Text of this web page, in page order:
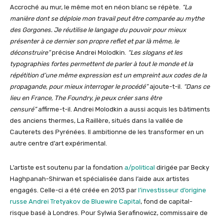
Accroché au mur, le même mot en néon blanc se répète. “La
manière dont se déploie mon travail peut être comparée au mythe
des Gorgones. Je réutilise le langage du pouvoir pour mieux
présenter à ce dernier son propre reflet et par là même, le
déconstruire”précise Andrei Molodkin. “Les slogans et les
typographies fortes permettent de parler à tout le monde et la
répétition d’une même expression est un empreint aux codes de la
propagande, pour mieux interroger le procédé”ajoute-t-il. “Dans ce
lieu en France, The Foundry, je peux créer sans être
censuré”affirme-t-il. Andrei Molodkin a aussi acquis les bâtiments
des anciens thermes, La Raillère, situés dans la vallée de
Cauterets des Pyrénées. Il ambitionne de les transformer en un
autre centre d’art expérimental.
L’artiste est soutenu par la fondation a/political dirigée par Becky
Haghpanah-Shirwan et spécialisée dans l’aide aux artistes
engagés. Celle-ci a été créée en 2013 par l’investisseur d’origine
russe Andrei Tretyakov de Bluewire Capital, fond de capital-
risque basé à Londres. Pour Sylwia Serafinowicz, commissaire de